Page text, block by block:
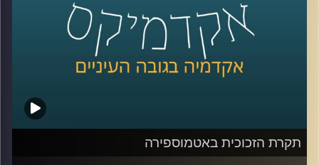
והאמריקאית, ועל מה שהתגבש ונמחק, התעצב
והושלך. פרק ראשון מתוך שניים על תקומתה
של תנועה, שפה, הבעה והכל על הבמה
הישראלית מלאת האתוס.
תקרת הזכוכית באטמוספירה